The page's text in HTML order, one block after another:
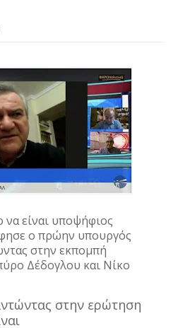
είναι υποψήφιος
ο πρώην υπουργός
στην εκπομπή
Δέδογλου και Νίκο
στην ερώτηση